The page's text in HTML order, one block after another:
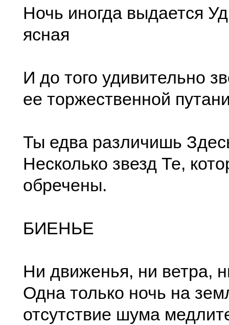
Ночь иногда выдается
ясная
И до того удивительно
ее торжественной
Ты едва различишь
Несколько звезд Те,
обречены.
БИЕНЬЕ
Ни движенья, ни ветра,
Одна только ночь на
отсутствие шума